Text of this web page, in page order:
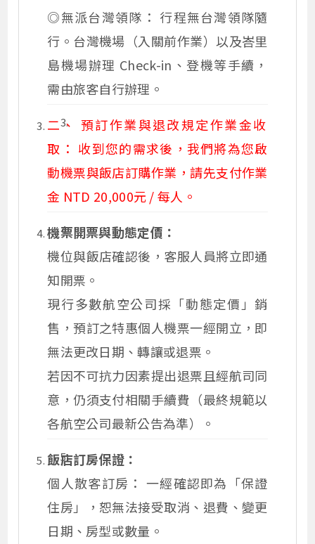
◎無派台灣領隊： 行程無台灣領隊隨
行。台灣機場（入關前作業）以及峇里
島機場辦理 Check-in、登機等手續，
需由旅客自行辦理。
二、 預訂作業與退改規定作業金收
取： 收到您的需求後，我們將為您啟
動機票與飯店訂購作業，請先支付作業
金 NTD 20,000元 / 每人。
機票開票與動態定價：
機位與飯店確認後，客服人員將立即通
知開票。
現行多數航空公司採「動態定價」銷
售，預訂之特惠個人機票一經開立，即
無法更改日期、轉讓或退票。
若因不可抗力因素提出退票且經航司同
意，仍須支付相關手續費（最終規範以
各航空公司最新公告為準）。
飯店訂房保證：
個人散客訂房： 一經確認即為「保證
住房」，恕無法接受取消、退費、變更
日期、房型或數量。